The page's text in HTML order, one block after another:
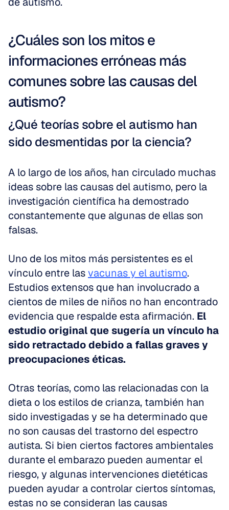
¿Cuáles son los mitos e
informaciones erróneas más
comunes sobre las causas del
autismo?
¿Qué teorías sobre el autismo han
sido desmentidas por la ciencia?
A lo largo de los años, han circulado muchas
ideas sobre las causas del autismo, pero la
investigación científica ha demostrado
constantemente que algunas de ellas son
falsas.
Uno de los mitos más persistentes es el
vínculo entre las vacunas y el autismo.
Estudios extensos que han involucrado a
cientos de miles de niños no han encontrado
evidencia que respalde esta afirmación. El
estudio original que sugería un vínculo ha
sido retractado debido a fallas graves y
preocupaciones éticas.
Otras teorías, como las relacionadas con la
dieta o los estilos de crianza, también han
sido investigadas y se ha determinado que
no son causas del trastorno del espectro
autista. Si bien ciertos factores ambientales
durante el embarazo pueden aumentar el
riesgo, y algunas intervenciones dietéticas
pueden ayudar a controlar ciertos síntomas,
estas no se consideran las causas